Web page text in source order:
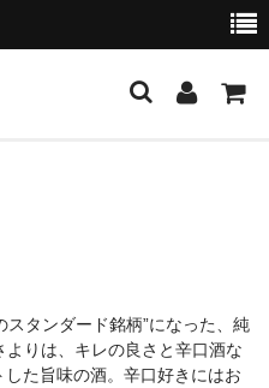
花巻市）
県横手市）
スタンダード銘柄”になった、純
よりは、キレの良さと辛口酒な
した旨味の酒。辛口好きにはお